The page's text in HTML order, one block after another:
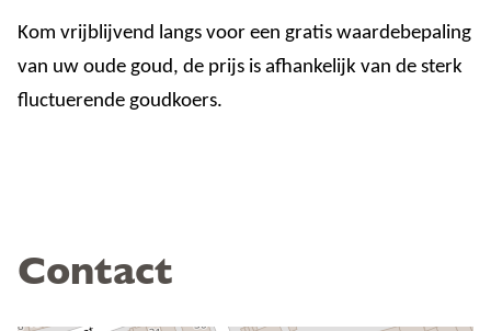
Kom vrijblijvend langs voor een gratis waardebepaling
van uw oude goud, de prijs is afhankelijk van de sterk
fluctuerende goudkoers.
Contact